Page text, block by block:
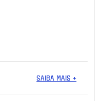
SAIBA MAIS +